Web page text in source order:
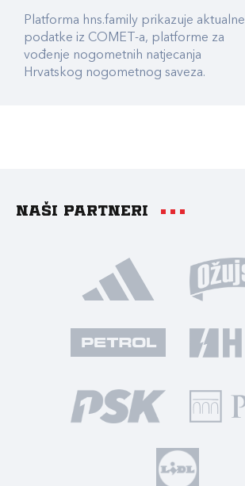
Platforma hns.family prikazuje aktualne
podatke iz COMET-a, platforme za
vođenje nogometnih natjecanja
Hrvatskog nogometnog saveza.
Naši partneri